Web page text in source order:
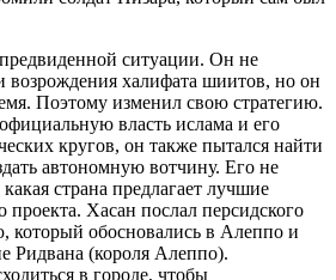
ситуации. Он не
возрождения халифата шиитов, но он
Поэтому изменил свою стратегию.
власть ислама и его
кругов, он также пытался найти
автономную вотчину. Его не
страна предлагает лучшие
проекта. Хасан послал персидского
который обосновались в Алеппо и
Ридвана (короля Алеппо).
в городе, чтобы